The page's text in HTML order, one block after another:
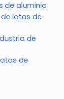
de aluminio
latas de
de
de